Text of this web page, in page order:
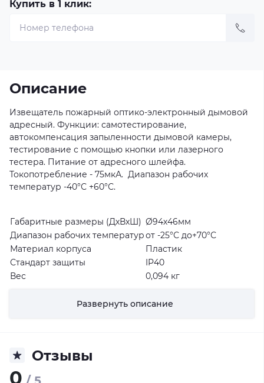
Купить в 1 клик:
Описание
Извещатель пожарный оптико-электронный дымовой
адресный. Функции: самотестирование,
автокомпенсация запыленности дымовой камеры,
тестирование с помощью кнопки или лазерного
тестера. Питание от адресного шлейфа.
Токопотребление - 75мкА. Диапазон рабочих
температур -40°С +60°С.
Габаритные размеры (ДхВхШ) Ø94х46мм
Диапазон рабочих температурот -25°С до+70°С
Материал корпуса
Пластик
Стандарт защиты
IP40
Вес
0,094 кг
Гарантийный срок
нет
Развернуть описание
Отзывы
0